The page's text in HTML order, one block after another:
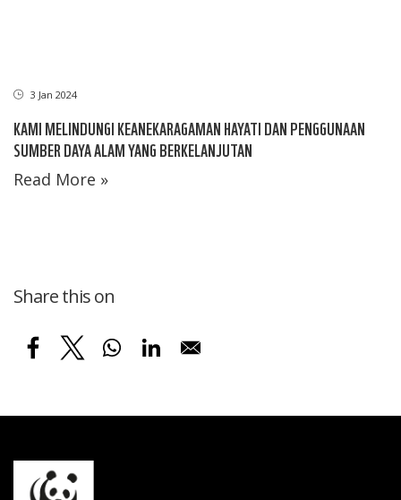
3 Jan 2024
KAMI MELINDUNGI KEANEKARAGAMAN HAYATI DAN PENGGUNAAN
SUMBER DAYA ALAM YANG BERKELANJUTAN
Read More »
Share this on